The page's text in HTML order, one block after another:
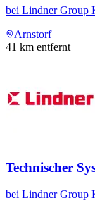
bei Lindner Group
Arnstorf
41 km entfernt
Technischer
bei Lindner Group